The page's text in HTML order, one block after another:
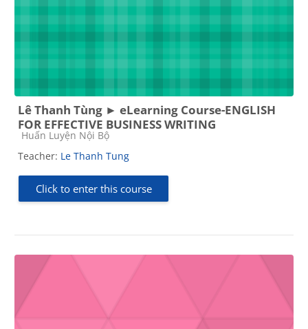
Lê Thanh Tùng ► eLearning Course-ENGLISH
FOR EFFECTIVE BUSINESS WRITING
Course category
Huấn Luyện Nội Bộ
Teacher: Le Thanh Tung
Click to enter this course